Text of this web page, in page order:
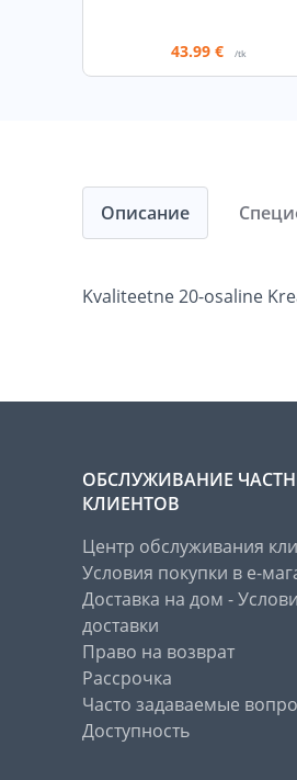
43.99 € /tk
Описание
Kvaliteetne 20-osaline
ОБСЛУЖИВАНИЕ
КЛИЕНТОВ
Центр обслуживания
Условия покупки в е-
Доставка на дом -
доставки
Право на возврат
Рассрочка
Часто задаваемые
Доступность